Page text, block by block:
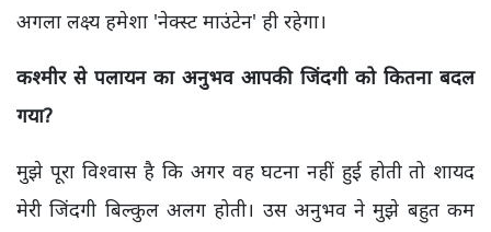
अगला लक्ष्य हमेशा 'नेक्स्ट माउंटेन' ही रहेगा।
कश्मीर से पलायन का अनुभव आपकी जिंदगी को कितना बदल
गया?
मुझे पूरा विश्वास है कि अगर वह घटना नहीं हुई होती तो शायद
मेरी जिंदगी बिल्कुल अलग होती। उस अनुभव ने मुझे बहुत कम